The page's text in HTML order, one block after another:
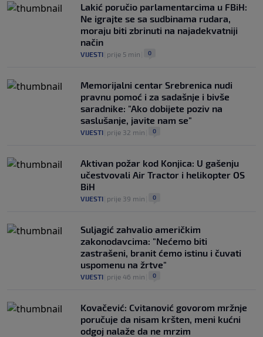
Lakić poručio parlamentarcima u FBiH:
Ne igrajte se sa sudbinama rudara,
moraju biti zbrinuti na najadekvatniji
način
VIJESTI prije 5 min 0
Memorijalni centar Srebrenica nudi
pravnu pomoć i za sadašnje i bivše
saradnike: "Ako dobijete poziv na
saslušanje, javite nam se"
VIJESTI prije 32 min 0
Aktivan požar kod Konjica: U gašenju
učestvovali Air Tractor i helikopter OS
BiH
VIJESTI prije 39 min 0
Suljagić zahvalio američkim
zakonodavcima: "Nećemo biti
zastrašeni, branit ćemo istinu i čuvati
uspomenu na žrtve"
VIJESTI prije 46 min 0
Kovačević: Cvitanović govorom mržnje
poručuje da nisam kršten, meni kućni
odgoj nalaže da ne mrzim